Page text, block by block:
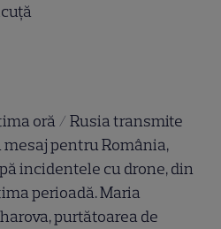
oră / Rusia transmite
mesaj pentru România,
incidentele cu drone, din
perioadă. Maria
purtătoarea de